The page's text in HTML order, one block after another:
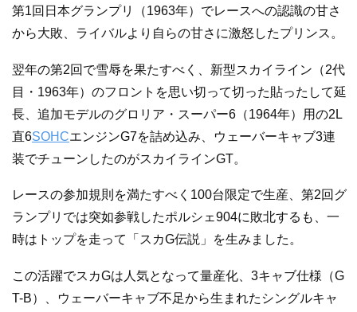
第1回日本グランプリ（1963年）でレースへの認識の甘さ
から大敗、ライバルより自らの甘さに激怒したプリンス。
翌年の第2回で雪辱を果たすべく、新型スカイライン（2代
目・1963年）のフロントを思い切って切った貼ったして延
長、追加モデルのグロリア・スーパー6（1964年）用の2L
直6SOHCエンジンG7を詰め込み、ウェーバーキャブ3連
装でチューンしたのがスカイラインGT。
レースの参加規則を満たすべく100台限定で生産、第2回グ
ランプリでは突如参戦したポルシェ904に敗北するも、一
時はトップを走って「スカG伝説」を生みました。
この活躍でスカGは人気となって量産化、3キャブ仕様（G
T-B）、ウェーバーキャブ不足から生まれたシングルキャ